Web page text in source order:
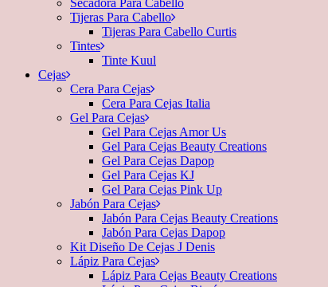
Secadora Para Cabello
Tijeras Para Cabello
Tijeras Para Cabello Curtis
Tintes
Tinte Kuul
Cejas
Cera Para Cejas
Cera Para Cejas Italia
Gel Para Cejas
Gel Para Cejas Amor Us
Gel Para Cejas Beauty Creations
Gel Para Cejas Dapop
Gel Para Cejas KJ
Gel Para Cejas Pink Up
Jabón Para Cejas
Jabón Para Cejas Beauty Creations
Jabón Para Cejas Dapop
Kit Diseño De Cejas J Denis
Lápiz Para Cejas
Lápiz Para Cejas Beauty Creations